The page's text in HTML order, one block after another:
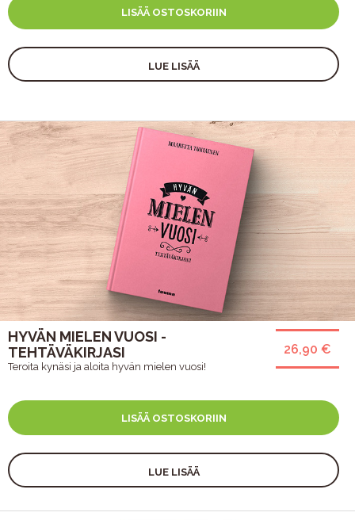
LISÄÄ OSTOSKORIIN
LUE LISÄÄ
26,90 €
HYVÄN MIELEN VUOSI -
TEHTÄVÄKIRJASI
Teroita kynäsi ja aloita hyvän mielen vuosi!
LISÄÄ OSTOSKORIIN
LUE LISÄÄ